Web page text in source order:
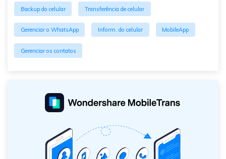
Backup do celular Transferência de celular
Gerenciar o WhatsApp Inform. do celular MobileApp
Gerenciar os contatos